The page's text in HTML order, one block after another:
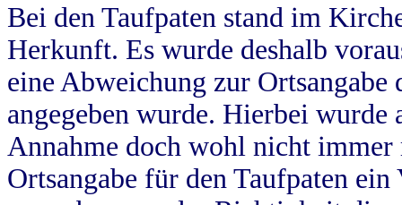
Bei den Taufpaten stand im
Herkunft. Es wurde deshalb
eine Abweichung zur
angegeben wurde. Hierbei wurde
Annahme doch wohl nicht
Ortsangabe für den Taufpaten